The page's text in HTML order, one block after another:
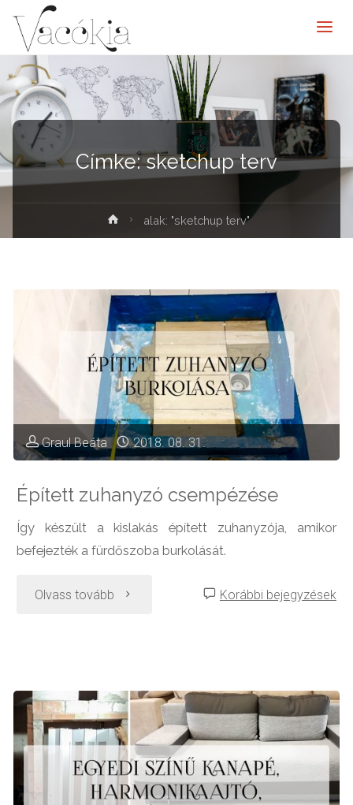
Címke:sketchup terv
elenítése
alak: "sketchup terv"
Graul Beáta 2018. 08. 31.
Épített zuhanyzó csempézése
Így készült a kislakás épített zuhanyzója, amikor
befejezték a fürdőszoba burkolását.
Olvass tovább "Épített Korábbi bejegyzések